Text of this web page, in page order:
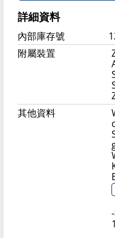
詳細資料
內部庫存號
附屬裝置
其他資料